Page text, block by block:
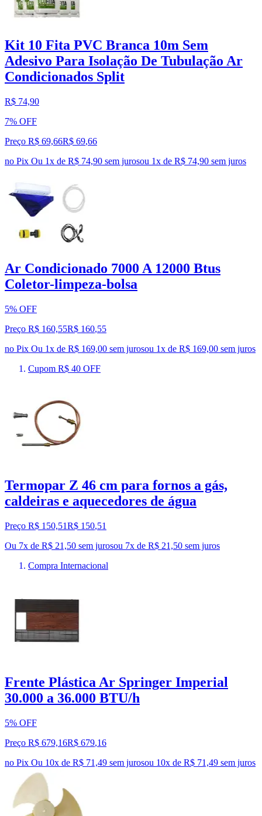
Kit 10 Fita PVC Branca 10m Sem
Adesivo Para Isolação De Tubulação Ar
Condicionados Split
R$ 74,90
7% OFF
Preço R$ 69,66R$ 69,66
no Pix Ou 1x de R$ 74,90 sem jurosou 1x de R$ 74,90 sem juros
Ar Condicionado 7000 A 12000 Btus
Coletor-limpeza-bolsa
5% OFF
Preço R$ 160,55R$ 160,55
no Pix Ou 1x de R$ 169,00 sem jurosou 1x de R$ 169,00 sem juros
Cupom R$ 40 OFF
Termopar Z 46 cm para fornos a gás,
caldeiras e aquecedores de água
Preço R$ 150,51R$ 150,51
Ou 7x de R$ 21,50 sem jurosou 7x de R$ 21,50 sem juros
Compra Internacional
Frente Plástica Ar Springer Imperial
30.000 a 36.000 BTU/h
5% OFF
Preço R$ 679,16R$ 679,16
no Pix Ou 10x de R$ 71,49 sem jurosou 10x de R$ 71,49 sem juros